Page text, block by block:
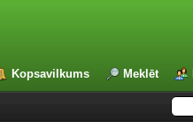
Kopsavilkums Meklēt